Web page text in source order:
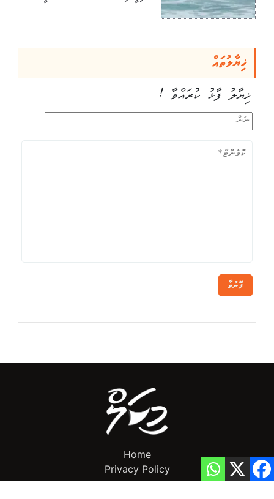
ޚިޔާލުތައް
ޚިޔާލު ފާޅު ކުރައްވާ !
ފޮނުވާ
Home
Privacy Policy